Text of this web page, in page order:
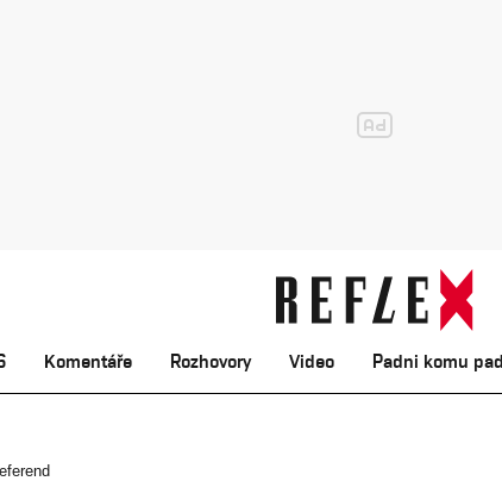
Komentáře Rozhovory Video Padni komu